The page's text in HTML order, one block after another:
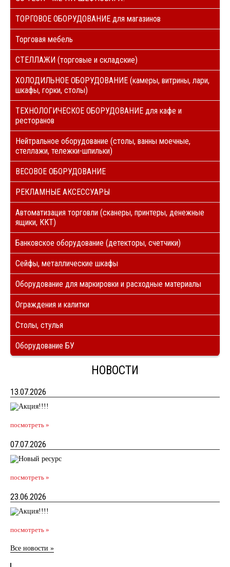
ТОРГОВОЕ ОБОРУДОВАНИЕ для магазинов
Торговая мебель
СТЕЛЛАЖИ (торговые и складские)
ХОЛОДИЛЬНОЕ ОБОРУДОВАНИЕ (камеры, витрины, лари,
шкафы, горки, столы)
ТЕХНОЛОГИЧЕСКОЕ ОБОРУДОВАНИЕ для кафе и
ресторанов
Нейтральное оборудование (столы, ванны моечные,
стеллажи, тележки-шпильки)
ВЕСОВОЕ ОБОРУДОВАНИЕ
РЕКЛАМНЫЕ АКСЕССУАРЫ
Автоматизация торговли (сканеры, принтеры, денежные
ящики, ККТ)
Банковское оборудование (детекторы, счетчики)
Сейфы, металлические шкафы
Оборудование для маркировки и расходные материалы
Ограждения и калитки
Столы, стулья
Оборудование БУ
НОВОСТИ
13.07.2026
посмотреть »
07.07.2026
посмотреть »
23.06.2026
посмотреть »
Все новости »